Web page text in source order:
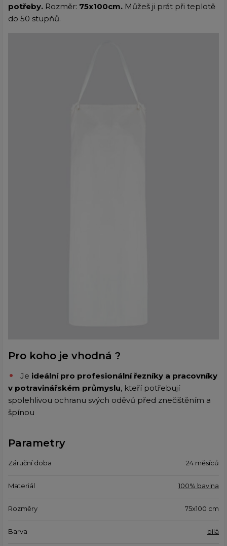
potřeby. Rozměr: 75x100cm. Můžeš ji prát při teplotě
do 50 stupňů.
Pro koho je vhodná ?
Je ideální pro profesionální řezníky a pracovníky
v potravinářském průmyslu, kteří potřebují
spolehlivou ochranu svých oděvů před znečištěním a
špínou
Parametry
Záruční doba 24 měsíců
Materiál 100% bavlna
Rozměry 75x100 cm
Barva bílá